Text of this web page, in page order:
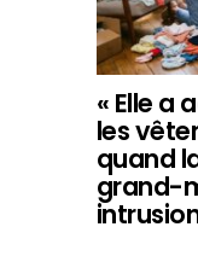
« Elle a
les
quand
grand-